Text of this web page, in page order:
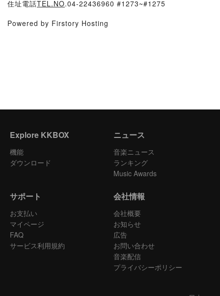
住址電話TEL.NO.04-22436960 #1273~#1275
Powered by Firstory Hosting
Explore KKBOX
機能
ダウンロード
ニュース
音楽ニュース
ランキング
Music Awards
サポート
お支払い
マイページ
FAQ
サービス利用規約
会社情報
会社概要
お知らせ
広告
お問い合わせ
音楽配信
プライバシーポリシー